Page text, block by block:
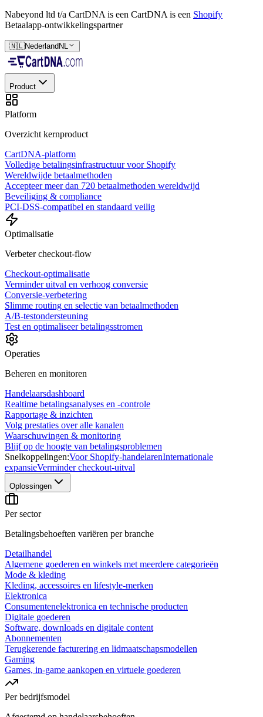
Nabeyond ltd t/a CartDNA is een CartDNA is een Shopify
Betaalapp-ontwikkelingspartner
🇳🇱Nederland NL
Product
Platform
Overzicht kernproduct
CartDNA-platform
Volledige betalingsinfrastructuur voor Shopify
Wereldwijde betaalmethoden
Accepteer meer dan 720 betaalmethoden wereldwijd
Beveiliging & compliance
PCI-DSS-compatibel en standaard veilig
Optimalisatie
Verbeter checkout-flow
Checkout-optimalisatie
Verminder uitval en verhoog conversie
Conversie-verbetering
Slimme routing en selectie van betaalmethoden
A/B-testondersteuning
Test en optimaliseer betalingsstromen
Operaties
Beheren en monitoren
Handelaarsdashboard
Realtime betalingsanalyses en -controle
Rapportage & inzichten
Volg prestaties over alle kanalen
Waarschuwingen & monitoring
Blijf op de hoogte van betalingsproblemen
Snelkoppelingen:Voor Shopify-handelarenInternationale
expansieVerminder checkout-uitval
Oplossingen
Per sector
Betalingsbehoeften variëren per branche
Detailhandel
Algemene goederen en winkels met meerdere categorieën
Mode & kleding
Kleding, accessoires en lifestyle-merken
Elektronica
Consumentenelektronica en technische producten
Digitale goederen
Software, downloads en digitale content
Abonnementen
Terugkerende facturering en lidmaatschapsmodellen
Gaming
Games, in-game aankopen en virtuele goederen
Per bedrijfsmodel